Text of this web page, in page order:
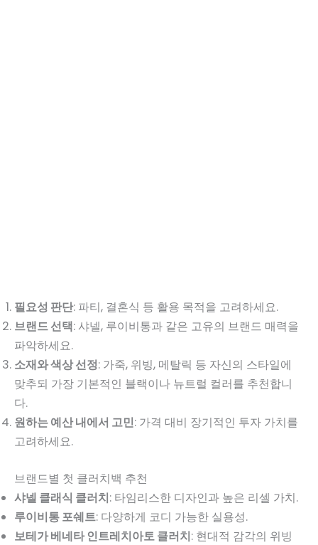
필요성 판단: 파티, 결혼식 등 활용 목적을 고려하세요.
브랜드 선택: 샤넬, 루이비통과 같은 고유의 브랜드 매력을
파악하세요.
소재와 색상 선정: 가죽, 위빙, 메탈릭 등 자신의 스타일에
맞추되 가장 기본적인 블랙이나 뉴트럴 컬러를 추천합니
다.
원하는 예산 내에서 고민: 가격 대비 장기적인 투자 가치를
고려하세요.
브랜드별 첫 클러치백 추천
샤넬 클래식 클러치: 타임리스한 디자인과 높은 리셀 가치.
루이비통 포쉐트: 다양하게 코디 가능한 실용성.
보테가 베네타 인트레치아토 클러치: 현대적 감각의 위빙